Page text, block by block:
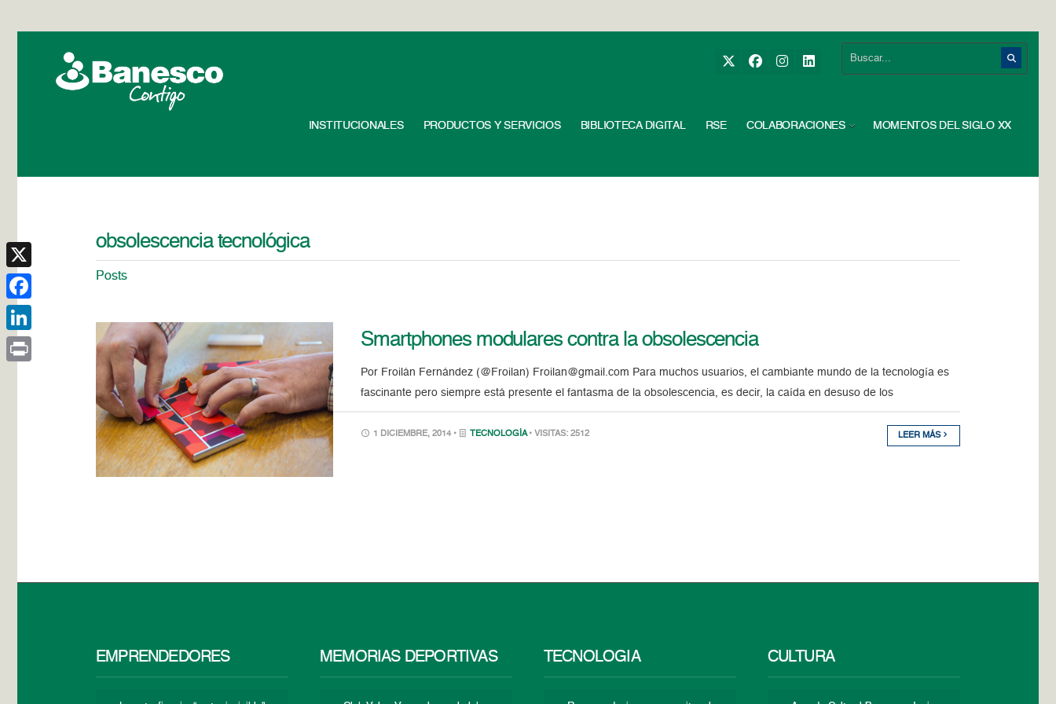
INSTITUCIONALES PRODUCTOS Y SERVICIOS BIBLIOTECA DIGITAL RSE COLABORACIONES MOMENTOS DEL SIGLO XX
obsolescencia tecnológica
Posts
Smartphones modulares contra la obsolescencia
Por Froilán Fernández (@Froilan) Froilan@gmail.com Para muchos usuarios, el cambiante mundo de la tecnología es
fascinante pero siempre está presente el fantasma de la obsolescencia, es decir, la caída en desuso de los
1 DICIEMBRE, 2014 • TECNOLOGÍA • VISITAS: 2512 LEER MÁS
EMPRENDEDORES MEMORIAS DEPORTIVAS TECNOLOGÍA CULTURA
X
Facebook
LinkedIn